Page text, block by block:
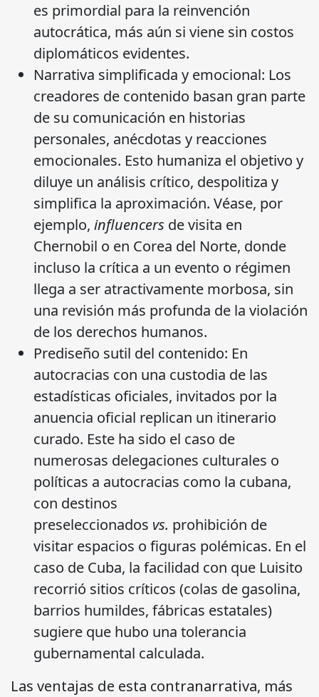
es primordial para la reinvención
autocrática, más aún si viene sin costos
diplomáticos evidentes.
Narrativa simplificada y emocional: Los
creadores de contenido basan gran parte
de su comunicación en historias
personales, anécdotas y reacciones
emocionales. Esto humaniza el objetivo y
diluye un análisis crítico, despolitiza y
simplifica la aproximación. Véase, por
ejemplo, influencers de visita en
Chernobil o en Corea del Norte, donde
incluso la crítica a un evento o régimen
llega a ser atractivamente morbosa, sin
una revisión más profunda de la violación
de los derechos humanos.
Prediseño sutil del contenido: En
autocracias con una custodia de las
estadísticas oficiales, invitados por la
anuencia oficial replican un itinerario
curado. Este ha sido el caso de
numerosas delegaciones culturales o
políticas a autocracias como la cubana,
con destinos
preseleccionados vs. prohibición de
visitar espacios o figuras polémicas. En el
caso de Cuba, la facilidad con que Luisito
recorrió sitios críticos (colas de gasolina,
barrios humildes, fábricas estatales)
sugiere que hubo una tolerancia
gubernamental calculada.
Las ventajas de esta contranarrativa, más